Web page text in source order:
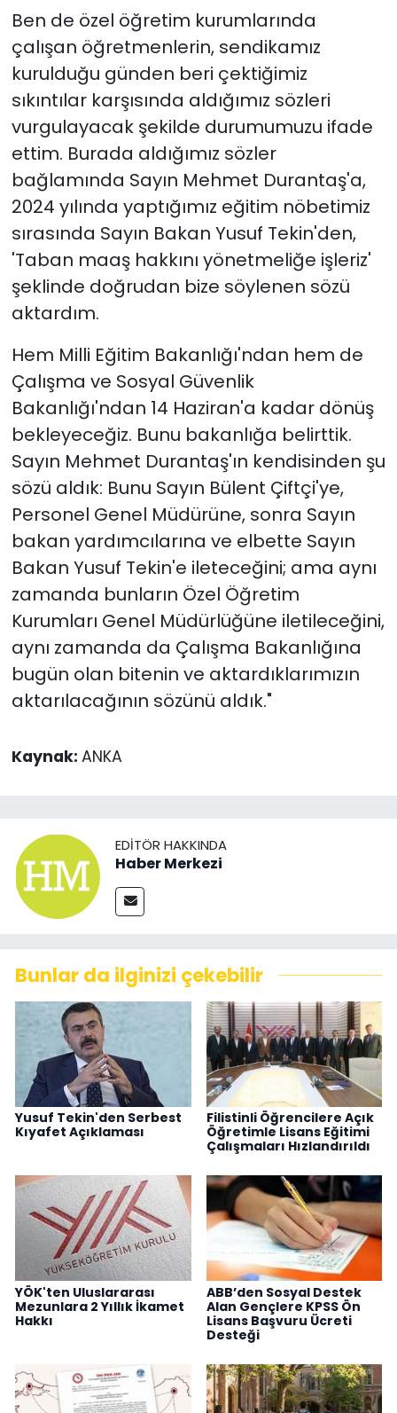
Ben de özel öğretim kurumlarında
çalışan öğretmenlerin, sendikamız
kurulduğu günden beri çektiğimiz
sıkıntılar karşısında aldığımız sözleri
vurgulayacak şekilde durumumuzu ifade
ettim. Burada aldığımız sözler
bağlamında Sayın Mehmet Durantaş'a,
2024 yılında yaptığımız eğitim nöbetimiz
sırasında Sayın Bakan Yusuf Tekin'den,
'Taban maaş hakkını yönetmeliğe işleriz'
şeklinde doğrudan bize söylenen sözü
aktardım.
Hem Milli Eğitim Bakanlığı'ndan hem de
Çalışma ve Sosyal Güvenlik
Bakanlığı'ndan 14 Haziran'a kadar dönüş
bekleyeceğiz. Bunu bakanlığa belirttik.
Sayın Mehmet Durantaş'ın kendisinden şu
sözü aldık: Bunu Sayın Bülent Çiftçi'ye,
Personel Genel Müdürüne, sonra Sayın
bakan yardımcılarına ve elbette Sayın
Bakan Yusuf Tekin'e ileteceğini; ama aynı
zamanda bunların Özel Öğretim
Kurumları Genel Müdürlüğüne iletileceğini,
aynı zamanda da Çalışma Bakanlığına
bugün olan bitenin ve aktardıklarımızın
aktarılacağının sözünü aldık."
Kaynak: ANKA
EDITÖR HAKKINDA
Haber Merkezi
Bunlar da ilginizi çekebilir
Yusuf Tekin'den Serbest
Kıyafet Açıklaması
Filistinli Öğrencilere Açık
Öğretimle Lisans Eğitimi
Çalışmaları Hızlandırıldı
YÖK'ten Uluslararası
Mezunlara 2 Yıllık İkamet
Hakkı
ABB’den Sosyal Destek
Alan Gençlere KPSS Ön
Lisans Başvuru Ücreti
Desteği